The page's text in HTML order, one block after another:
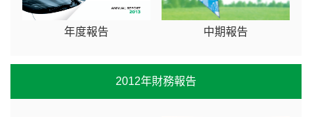
年度報告 中期報告
2012年財務報告